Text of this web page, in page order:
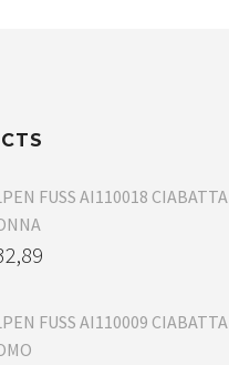
FUSS AI110018 CIABATTA
FUSS AI110009 CIABATTA